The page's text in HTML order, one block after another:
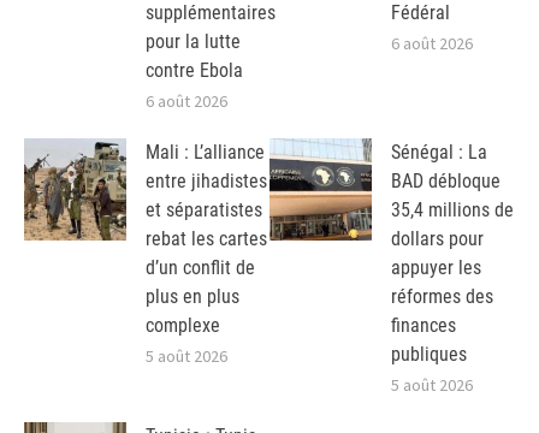
supplémentaires
pour la lutte
contre Ebola
6 août 2026
Fédéral
6 août 2026
Mali : L’alliance
entre jihadistes
et séparatistes
rebat les cartes
d’un conflit de
plus en plus
complexe
5 août 2026
Sénégal : La
BAD débloque
35,4 millions de
dollars pour
appuyer les
réformes des
finances
publiques
5 août 2026